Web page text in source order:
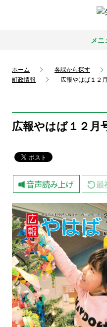
メニ
ホーム 各課から探す
町政情報
広報やはば１２
広報やはば１２月